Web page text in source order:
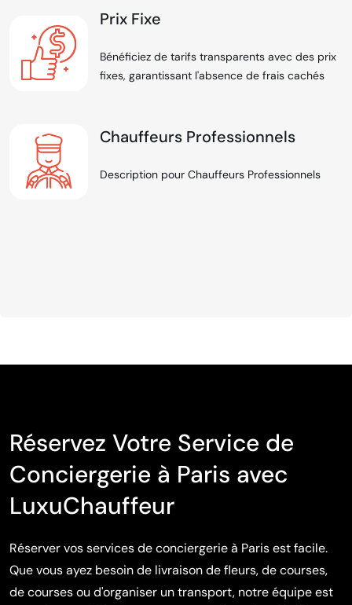
Prix Fixe
Bénéficiez de tarifs transparents avec des prix
fixes, garantissant l'absence de frais cachés
Chauffeurs Professionnels
Description pour Chauffeurs Professionnels
Réservez Votre Service de
Conciergerie à Paris avec
LuxuChauffeur
Réserver vos services de conciergerie à Paris est facile.
Que vous ayez besoin de livraison de fleurs, de courses,
de courses ou d'organiser un transport, notre équipe est